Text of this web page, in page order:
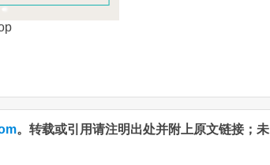
。转载或引用请注明出处并附上原文链接；未